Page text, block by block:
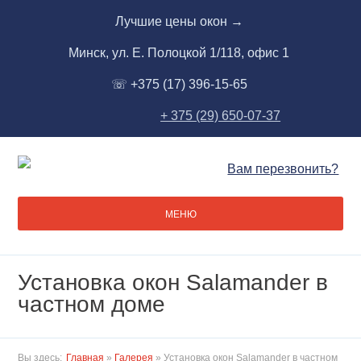
Лучшие цены окон →
Минск, ул. Е. Полоцкой 1/118, офис 1
☏ +375 (17) 396-15-65
+ 375 (29) 650-07-37
Вам перезвонить?
МЕНЮ
Установка окон Salamander в
частном доме
Вы здесь: Главная » Галерея »Установка окон Salamander в частном